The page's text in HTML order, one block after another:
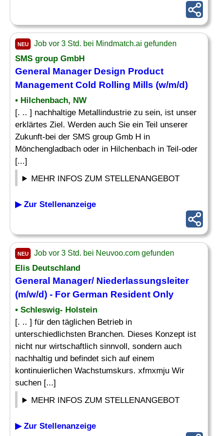
NEU Job vor 3 Std. bei Mindmatch.ai gefunden
SMS group GmbH
General ManagerDesign Product
Management Cold Rolling Mills (w/m/d)
• Hilchenbach, NW
[. .. ] nachhaltige Metallindustrie zu sein, ist unser
erklärtes Ziel. Werden auch Sie ein Teil unserer
Zukunft-bei der SMS group Gmb H in
Mönchengladbach oder in Hilchenbach in Teil-oder
[...]
MEHR INFOS ZUM STELLENANGEBOT
▶ Zur Stellenanzeige
NEU Job vor 3 Std. bei Neuvoo.com gefunden
Elis Deutschland
General Manager/ Niederlassungsleiter
(m/w/d) - For German Resident Only
• Schleswig- Holstein
[. .. ] für den täglichen Betrieb in
unterschiedlichsten Branchen. Dieses Konzept ist
nicht nur wirtschaftlich sinnvoll, sondern auch
nachhaltig und befindet sich auf einem
kontinuierlichen Wachstumskurs. xfmxmju Wir
suchen [...]
MEHR INFOS ZUM STELLENANGEBOT
▶ Zur Stellenanzeige